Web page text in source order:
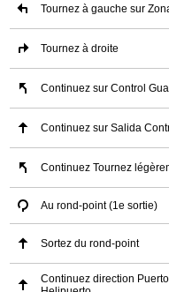
Tournez à gauche sur
Tournez à droite
Continuez sur Control
Continuez sur Salida
Continuez Tournez
Au rond-point (1e sortie)
Sortez du rond-point
Continuez direction